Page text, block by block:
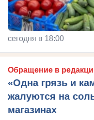
сегодня в 18:00
Обращение в
«Одна грязь и
жалуются на
магазинах